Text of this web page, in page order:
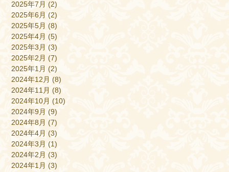
2025年7月 (2)
2025年6月 (2)
2025年5月 (8)
2025年4月 (5)
2025年3月 (3)
2025年2月 (7)
2025年1月 (2)
2024年12月 (8)
2024年11月 (8)
2024年10月 (10)
2024年9月 (9)
2024年8月 (7)
2024年4月 (3)
2024年3月 (1)
2024年2月 (3)
2024年1月 (3)